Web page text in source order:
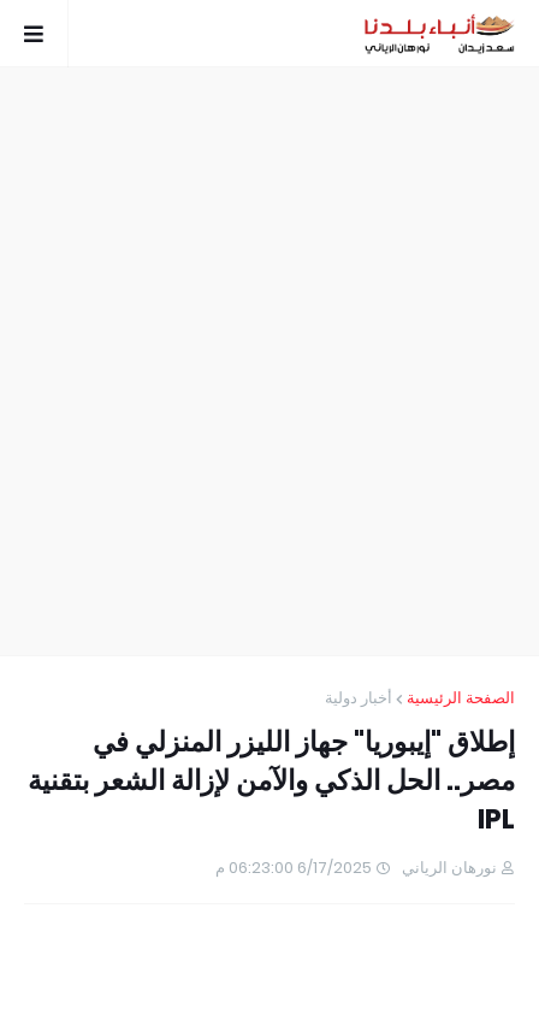
الصفحة الرئيسية أخبار دولية
إطلاق "إيبوريا" جهاز الليزر المنزلي في
مصر.. الحل الذكي والآمن لإزالة الشعر بتقنية
IPL
نورهان الرياني 6/17/2025 06:23:00 م